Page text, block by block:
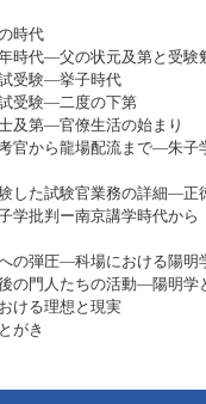
時代
代―父の状元及第と受験
受験―挙子時代
受験―二度の下第
第―官僚生活の始まり
から龍場配流まで—朱子
た試験官業務の詳細—正
批判ー南京講学時代から
弾圧—科場における陽明
門人たちの活動—陽明学
る理想と現実
がき